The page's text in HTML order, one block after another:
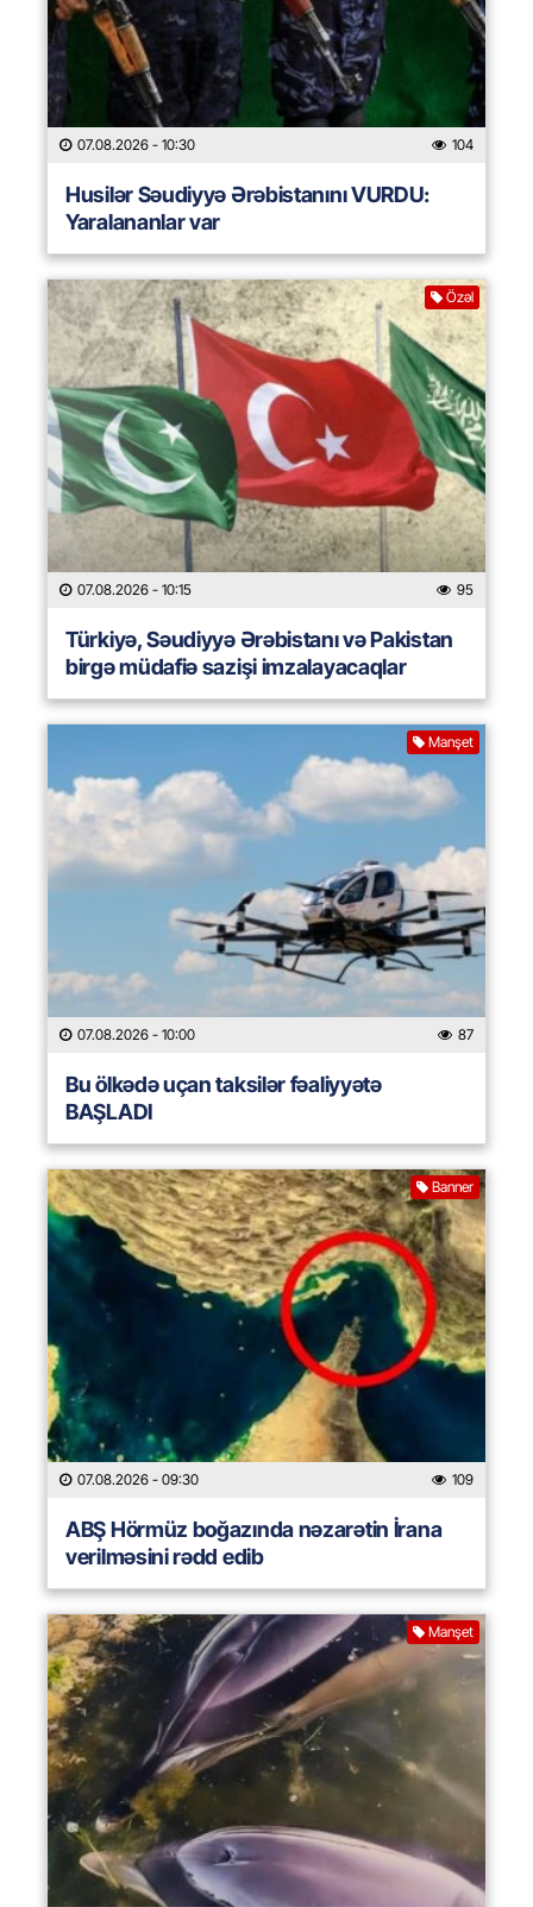
07.08.2026 - 10:30 104
Husilər Səudiyyə Ərəbistanını VURDU:
Yaralananlar var
Özəl
07.08.2026 - 10:15 95
Türkiyə, Səudiyyə Ərəbistanı və Pakistan
birgə müdafiə sazişi imzalayacaqlar
Manşet
07.08.2026 - 10:00 87
Bu ölkədə uçan taksilər fəaliyyətə
BAŞLADI
Banner
07.08.2026 - 09:30 109
ABŞ Hörmüz boğazında nəzarətin İrana
verilməsini rədd edib
Manşet